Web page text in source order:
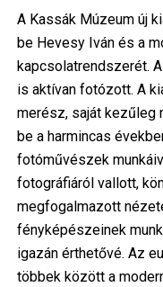
A Kassák Múzeum új
be Hevesy Iván és a
kapcsolatrendszerét.
is aktívan fotózott. A
merész, saját kezűleg
be a harmincas
fotóművészek
fotográfiáról vallott,
megfogalmazott
fényképészeinek
igazán érthetővé. Az
többek között a